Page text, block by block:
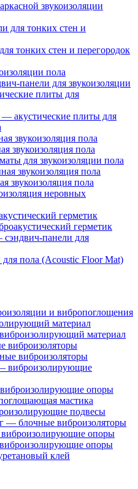
звукоизоляции
для тонких стен и
тонких стен и перегородок
пола
панели для звукоизоляции
плиты для
акустические плиты для
звукоизоляция пола
звукоизоляция пола
для звукоизоляции пола
звукоизоляция пола
звукоизоляция пола
неровных
герметик
герметик
панели для
пола (Acoustic Floor Mat)
и вибропоглощения
материал
материал
виброизоляторы
виброизоляторы
виброизолирующие
опоры
мастика
подвесы
— блочные виброизоляторы
опоры
опоры
клей